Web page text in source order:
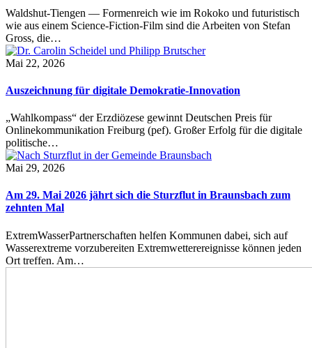
Waldshut-Tiengen — Formenreich wie im Rokoko und futuristisch
wie aus einem Science-Fiction-Film sind die Arbeiten von Stefan
Gross, die…
Mai 22, 2026
Auszeichnung für digitale Demokratie-Innovation
„Wahlkompass“ der Erzdiözese gewinnt Deutschen Preis für
Onlinekommunikation Freiburg (pef). Großer Erfolg für die digitale
politische…
Mai 29, 2026
Am 29. Mai 2026 jährt sich die Sturzflut in Braunsbach zum
zehnten Mal
ExtremWasserPartnerschaften helfen Kommunen dabei, sich auf
Wasserextreme vorzubereiten Extremwetterereignisse können jeden
Ort treffen. Am…